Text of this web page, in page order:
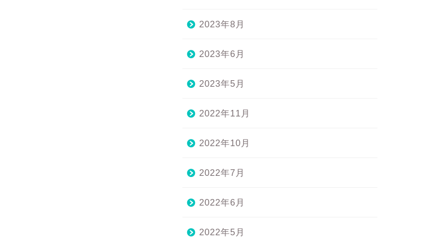
2023年8月
2023年6月
2023年5月
2022年11月
2022年10月
2022年7月
2022年6月
2022年5月